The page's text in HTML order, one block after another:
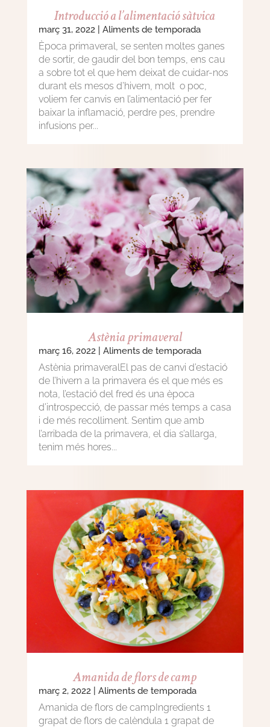
Introducció a l’alimentació sàtvica
març 31, 2022| Aliments de temporada
Època primaveral, se senten moltes ganes
de sortir, de gaudir del bon temps, ens cau
a sobre tot el que hem deixat de cuidar-nos
durant els mesos d’hivern, molt o poc,
voliem fer canvis en l’alimentació per fer
baixar la inflamació, perdre pes, prendre
infusions per...
Astènia primaveral
març 16, 2022| Aliments de temporada
Astènia primaveralEl pas de canvi d’estació
de l’hivern a la primavera és el que més es
nota, l’estació del fred és una època
d’introspecció, de passar més temps a casa
i de més recolliment. Sentim que amb
l’arribada de la primavera, el dia s’allarga,
tenim més hores...
Amanida de flors de camp
març 2, 2022| Aliments de temporada
Amanida de flors de campIngredients 1
grapat de flors de calèndula 1 grapat de